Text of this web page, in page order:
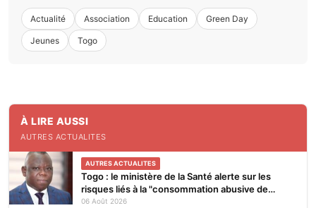
Actualité Association Education Green Day
Jeunes Togo
À LIRE AUSSI
AUTRES ACTUALITES
AUTRES ACTUALITES
Togo : le ministère de la Santé alerte sur les
risques liés à la "consommation abusive de
boissons énergisantes et de substances
06 Août 2026